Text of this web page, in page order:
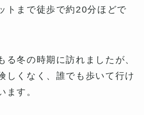
トまで徒歩で約20分ほどで
る冬の時期に訪れましたが、
しくなく、誰でも歩いて行け
ます。